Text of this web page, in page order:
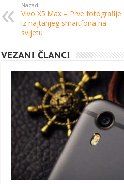
Nazad
Vivo X5 Max – Prve fotografije
iz najtanjeg smartfona na
svijetu
VEZANI ČLANCI